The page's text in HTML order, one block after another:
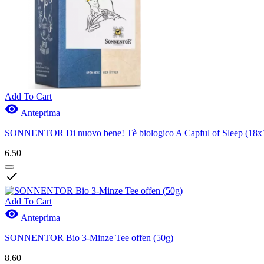
Add To Cart
 Anteprima
SONNENTOR Di nuovo bene! Tè biologico A Capful of Sleep
6.50

Add To Cart
 Anteprima
SONNENTOR Bio 3-Minze Tee offen (50g)
8.60